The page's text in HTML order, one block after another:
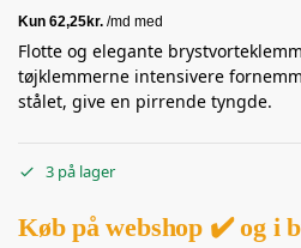
Flotte og elegante
tøjklemmerne intensivere
stålet, give en pirrende tyngde.
3 på lager
Køb på webshop ✔️ og i